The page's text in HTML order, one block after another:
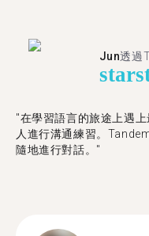
Jun透過
star
"在學習語言的旅途上遇
人進行溝通練習。
隨地進行對話。"